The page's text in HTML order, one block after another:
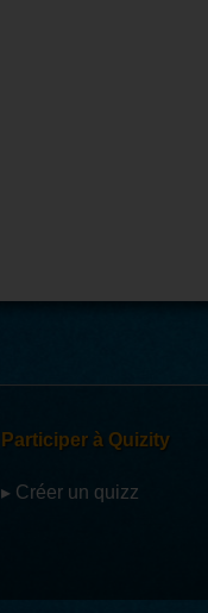
Participer à Quizity
▸ Créer un quizz